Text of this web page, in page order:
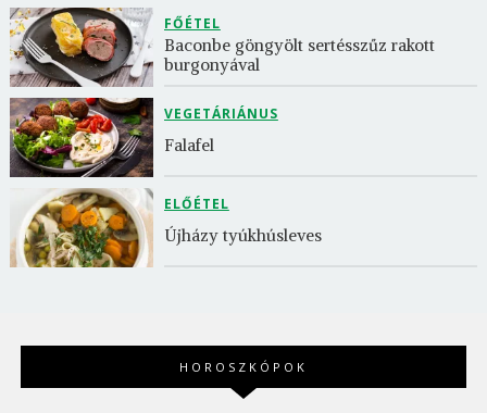
FŐÉTEL
Baconbe göngyölt sertésszűz rakott
burgonyával
VEGETÁRIÁNUS
Falafel
ELŐÉTEL
Újházy tyúkhúsleves
HOROSZKÓPOK